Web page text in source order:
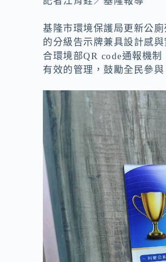
o
k
k
基隆市環境保護局更新公
的分級告示牌兼具設計感
合環境部QR code通報機
有效的管理，鼓勵全民參